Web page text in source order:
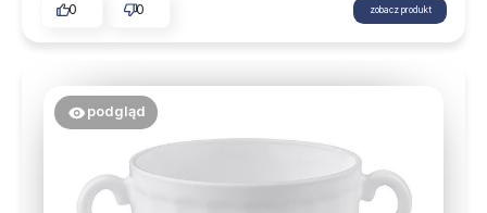
0
0 zobacz produkt
podgląd